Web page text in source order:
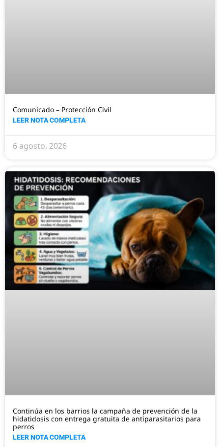
Comunicado – Protección Civil
LEER NOTA COMPLETA
6 agosto, 2026
Continúa en los barrios la campaña de prevención de la
hidatidosis con entrega gratuita de antiparasitarios para
perros
LEER NOTA COMPLETA